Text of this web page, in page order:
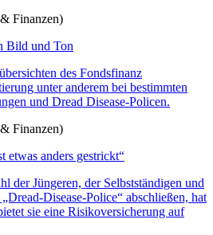
Finanzen)
Bild und Ton
des Fondsfinanz
unter anderem bei bestimmten
und Dread Disease-Policen.
Finanzen)
etwas anders gestrickt“
der Jüngeren, der Selbstständigen und
Disease-Police“ abschließen, hat
sie eine Risikoversicherung auf